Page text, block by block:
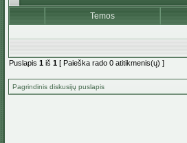
Temos
Puslapis 1 iš 1 [ Paieška rado 0 atitikmenis(ų) ]
Pagrindinis diskusijų puslapis